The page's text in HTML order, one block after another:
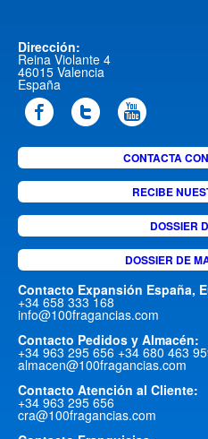
Dirección:
Reina Violante 4
46015 Valencia
España
CONTACTA
RECIBE
DOSSIER
DOSSIER DE
Contacto Expansión España,
+34 658 333 168
info@100fragancias.com
Contacto Pedidos y Almacén:
+34 963 295 656 +34 680 463
almacen@100fragancias.com
Contacto Atención al Cliente:
+34 963 295 656
cra@100fragancias.com